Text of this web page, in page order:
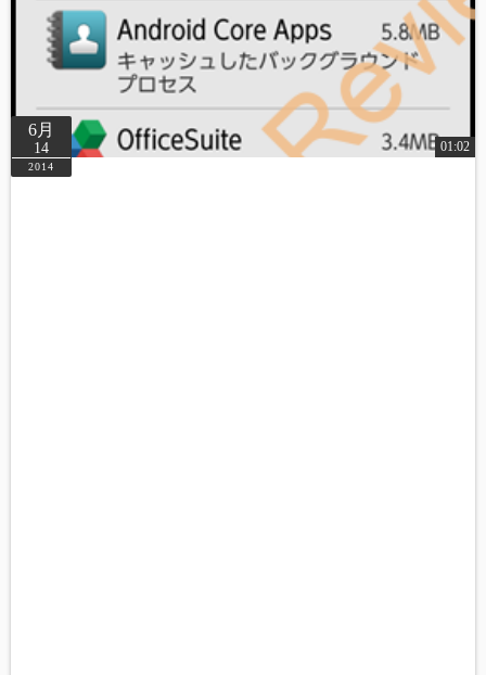
6月
14
2014
01:02